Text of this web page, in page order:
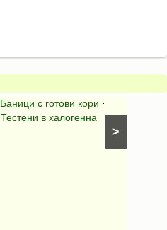
>
Баници с готови кори ⋅
Тестени в халогенна
за